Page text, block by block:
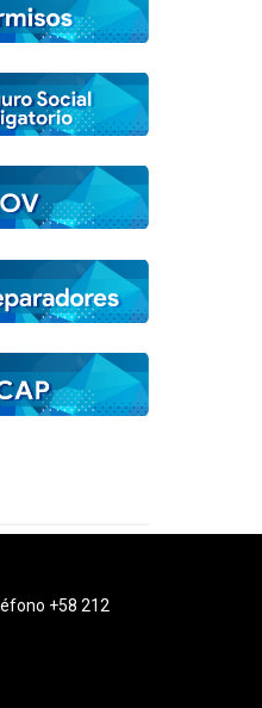
+58 212